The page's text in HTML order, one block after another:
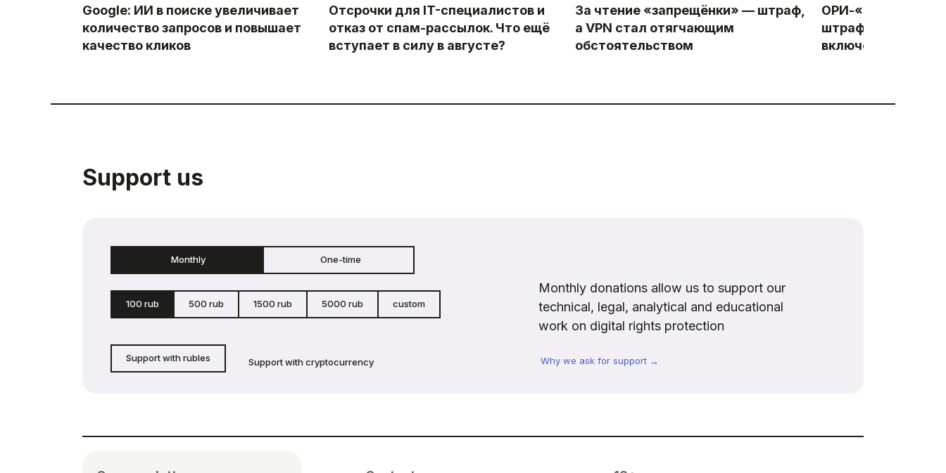
Google: ИИ в поиске увеличивает
количество запросов и повышает
качество кликов
Отсрочки для IT-специалистов и
отказ от спам-рассылок. Что ещё
вступает в силу в августе?
За чтение «запрещёнки» — штраф,
а VPN стал отягчающим
обстоятельством
ОРИ-«молчунов»
штрафами и
включением в
Support us
Monthly One-time
100 rub 500 rub 1500 rub 5000 rub custom
Support with rubles Support with cryptocurrency
Monthly donations allow us to support our
technical, legal, analytical and educational
work on digital rights protection
Why we ask for support →